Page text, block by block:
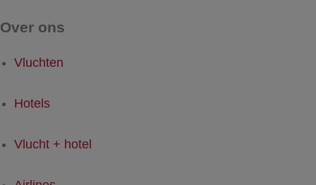
Over ons
Vluchten
Hotels
Vlucht + hotel